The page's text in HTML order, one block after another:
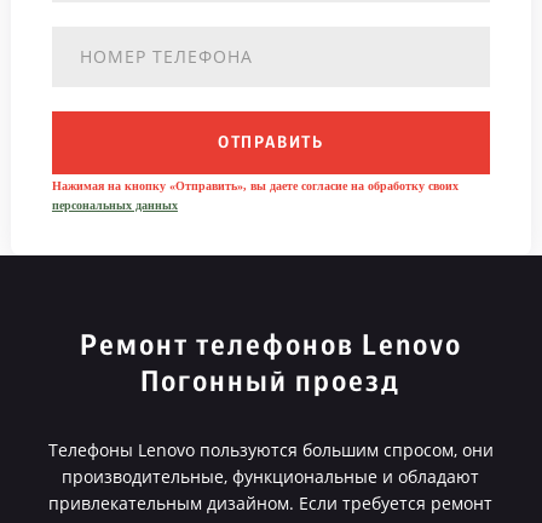
ОТПРАВИТЬ
Нажимая на кнопку «Отправить», вы даете согласие на обработку своих
персональных данных
Ремонт телефонов Lenovo
Погонный проезд
Телефоны Lenovo пользуются большим спросом, они
производительные, функциональные и обладают
привлекательным дизайном. Если требуется ремонт